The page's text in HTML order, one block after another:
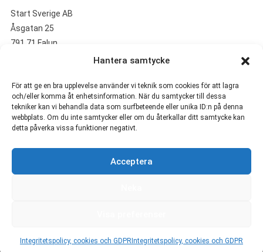
Hantera samtycke
För att ge en bra upplevelse använder vi teknik som cookies för att lagra
och/eller komma åt enhetsinformation. När du samtycker till dessa
tekniker kan vi behandla data som surfbeteende eller unika ID:n på denna
webbplats. Om du inte samtycker eller om du återkallar ditt samtycke kan
detta påverka vissa funktioner negativt.
Acceptera
Integritetspolicy, cookies och GDPR Integritetspolicy, cookies och GDPR
Start Sverige AB
Åsgatan 25
791 71 Falun
Så säljer du din bil smidigt i Göteborg
Inred med känsla och skapa ett hem som speglar dig
Start Sverige